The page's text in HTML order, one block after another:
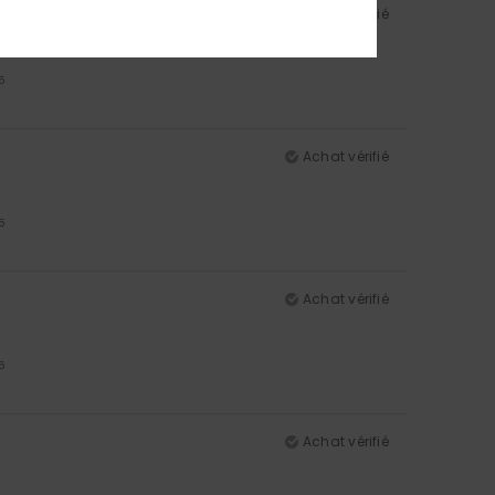
Achat vérifié
Achat vérifié
Achat vérifié
Achat vérifié